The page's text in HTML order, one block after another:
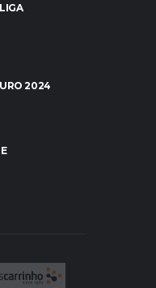
2024